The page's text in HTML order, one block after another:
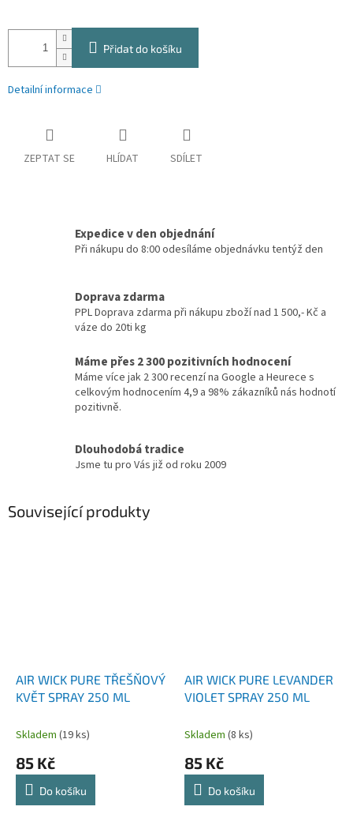
Přidat do košíku
Detailní informace
ZEPTAT SE HLÍDAT SDÍLET
Expedice v den objednání
Při nákupu do 8:00 odesíláme objednávku tentýž den
Doprava zdarma
PPL Doprava zdarma při nákupu zboží nad 1 500,- Kč a
váze do 20ti kg
Máme přes 2 300 pozitivních hodnocení
Máme více jak 2 300 recenzí na Google a Heurece s
celkovým hodnocením 4,9 a 98% zákazníků nás hodnotí
pozitivně.
Dlouhodobá tradice
Jsme tu pro Vás již od roku 2009
Související produkty
AIR WICK PURE TŘEŠŇOVÝ
KVĚT SPRAY 250 ML
Skladem (19 ks)
85 Kč
Do košíku
AIR WICK PURE LEVANDER
VIOLET SPRAY 250 ML
Skladem (8 ks)
85 Kč
Do košíku